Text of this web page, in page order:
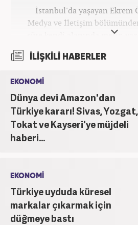
İstanbul'da yaşayan Ekrem
Medya ve İletişim
süre kendi alanında metin
şu an Haber7.com'da "Muhabir -
yapmaktadır. Ayrıca
inanmakta ve bu değerleri
İLİŞKİLİ HABERLER
EKONOMİ
Dünya devi Amazon'dan
Türkiye kararı! Sivas, Yozgat,
Tokat ve Kayseri'ye müjdeli
haberi...
EKONOMİ
Türkiye uyduda küresel
markalar çıkarmak için
düğmeye bastı